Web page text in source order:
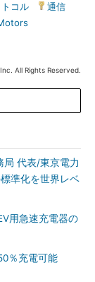
コル 通信
All Rights Reserved.
代表/東京電力
準化を世界レベ
用急速充電器の
％充電可能